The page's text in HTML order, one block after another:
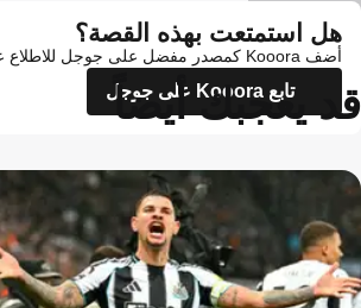
هل استمتعت بهذه القصة؟
أضف Kooora كمصدر مفضل على جوجل للاطلاع على المزيد من تقاريرنا
تابع Kooora على جوجل
قد يعجبك أيضاً